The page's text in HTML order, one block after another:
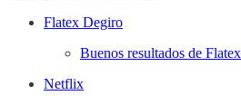
Flatex Degiro
Buenos resultados de
Netflix